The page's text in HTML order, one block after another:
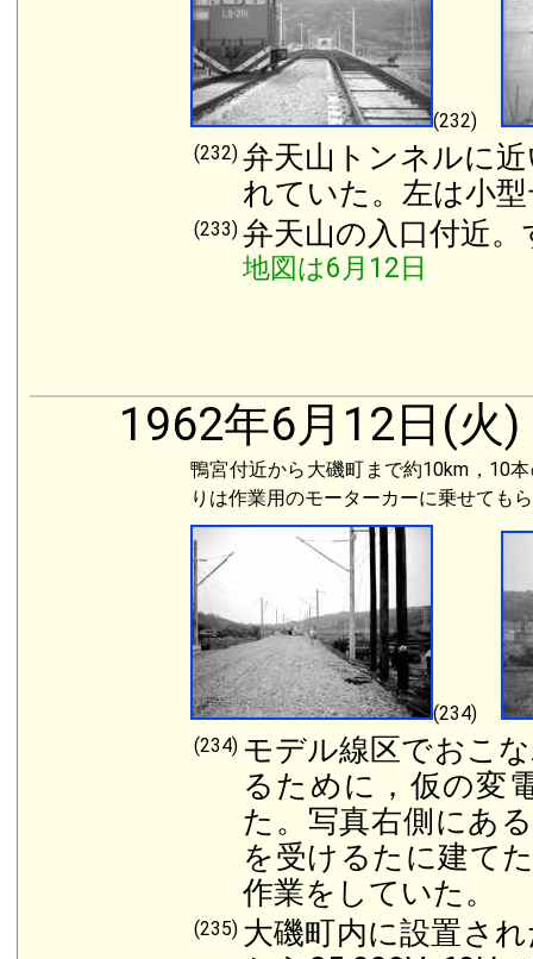
(232)
(232) 弁天山トンネルに
れていた。左は小
(233) 弁天山の入口付近
地図は6月12日
1962年6月12日(火)
鴨宮付近から大磯町まで約10km，10
りは作業用のモーターカーに乗せても
(234)
(234) モデル線区でおこ
るために，仮の変
た。写真右側にあ
を受けるたに建て
作業をしていた。
(235) 大磯町内に設置さ